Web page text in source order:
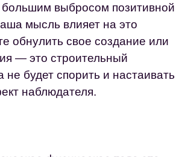
выбросом позитивной
мысль влияет на это
обнулить свое создание или
— это строительный
будет спорить и настаивать
наблюдателя.